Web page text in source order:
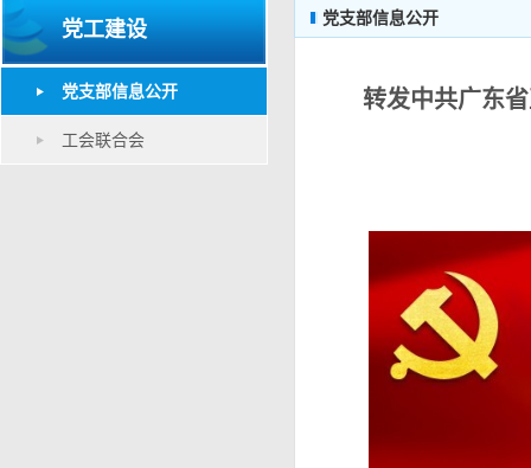
党工建设
党支部信息公开
工会联合会
党支部信息公开
转发中共广东